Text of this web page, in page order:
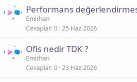
Performans
Emirhan
Cevaplar 0 25 Haz 2026
Ofis nedir TDK ?
Emirhan
Cevaplar 0 23 Haz 2026